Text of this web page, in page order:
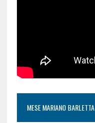
MESE MARIANO BARLETTA